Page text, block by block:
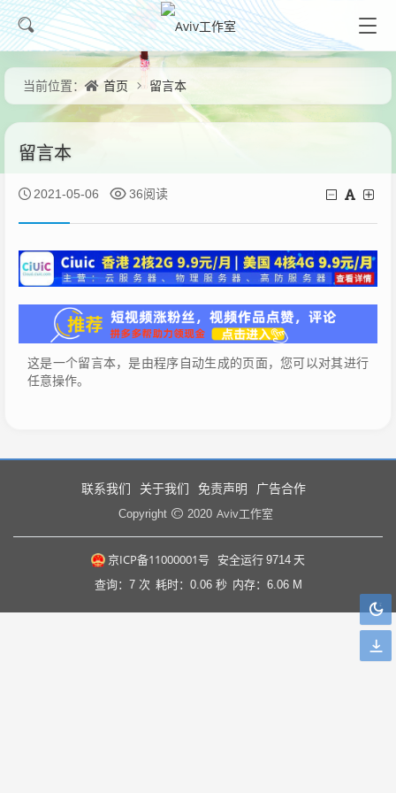
当前位置： 首页 留言本
留言本
2021-05-06 36阅读
这是一个留言本，是由程序自动生成的页面，您可以对其进行
任意操作。
联系我们 关于我们 免责声明 广告合作
Copyright 2020 Aviv工作室
京ICP备11000001号 安全运行 9714 天
查询：7 次 耗时：0.06 秒 内存：6.06 M